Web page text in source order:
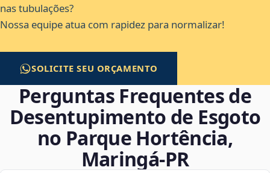
nas tubulações?
Nossa equipe atua com rapidez para normalizar!
SOLICITE SEU ORÇAMENTO
Perguntas Frequentes de
Desentupimento de Esgoto
no Parque Hortência,
Maringá‑PR